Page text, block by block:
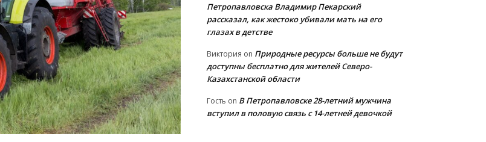
Петропавловска Владимир Пекарский
рассказал, как жестоко убивали мать на его
глазах в детстве
Виктория on Природные ресурсы больше не будут
доступны бесплатно для жителей Северо-
Казахстанской области
Гость on В Петропавловске 28-летний мужчина
вступил в половую связь с 14-летней девочкой